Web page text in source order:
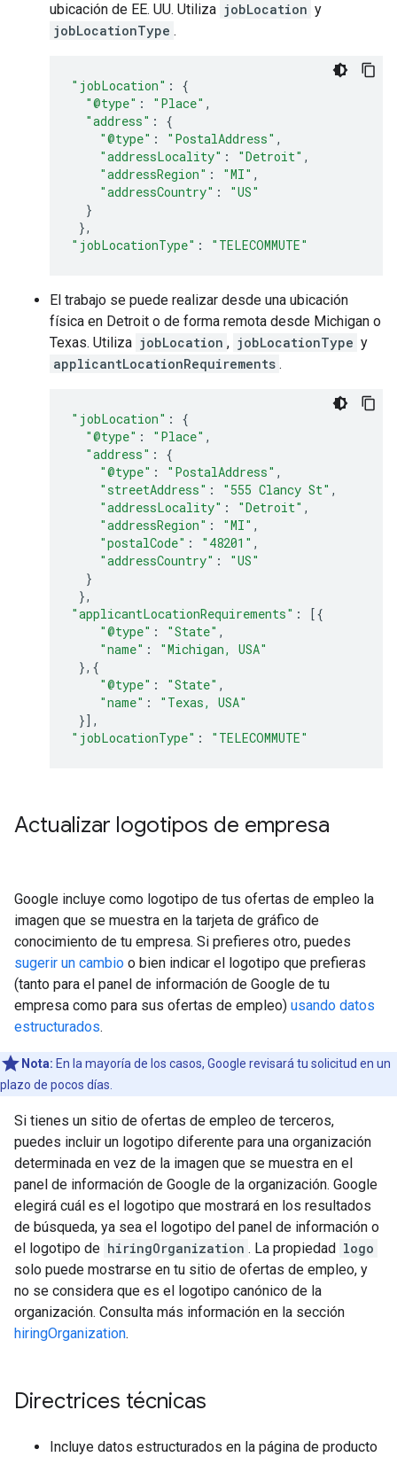
ubicación de EE. UU. Utiliza jobLocation y
jobLocationType .
"jobLocation" :
{
"@type" : "Place" ,
"address" :
{
"@type" : "PostalAddress" ,
"addressLocality" : "Detroit" ,
"addressRegion" : "MI" ,
"addressCountry" :
"US"
}
},
"jobLocationType" : "TELECOMMUTE"
El trabajo se puede realizar desde una ubicación
física en Detroit o de forma remota desde Michigan o
Texas. Utiliza jobLocation , jobLocationType y
applicantLocationRequirements .
"jobLocation" :
{
"@type" : "Place" ,
"address" :
{
"@type" : "PostalAddress" ,
"streetAddress" : "555 Clancy St" ,
"addressLocality" : "Detroit" ,
"addressRegion" : "MI" ,
"postalCode" : "48201" ,
"addressCountry" :
"US"
}
},
"applicantLocationRequirements" :
[{
"@type" : "State" ,
"name" :
"Michigan, USA"
},{
"@type" : "State" ,
"name" :
"Texas, USA"
}],
"jobLocationType" : "TELECOMMUTE"
Actualizar logotipos de empresa
Google incluye como logotipo de tus ofertas de empleo la
imagen que se muestra en la tarjeta de gráfico de
conocimiento de tu empresa. Si prefieres otro, puedes
sugerir un cambio o bien indicar el logotipo que prefieras
(tanto para el panel de información de Google de tu
empresa como para sus ofertas de empleo) usando datos
estructurados.
Nota: En la mayoría de los casos, Google revisará tu solicitud en un
plazo de pocos días.
Si tienes un sitio de ofertas de empleo de terceros,
puedes incluir un logotipo diferente para una organización
determinada en vez de la imagen que se muestra en el
panel de información de Google de la organización. Google
elegirá cuál es el logotipo que mostrará en los resultados
de búsqueda, ya sea el logotipo del panel de información o
el logotipo de hiringOrganization . La propiedad logo
solo puede mostrarse en tu sitio de ofertas de empleo, y
no se considera que es el logotipo canónico de la
organización. Consulta más información en la sección
hiringOrganization.
Directrices técnicas
Incluye datos estructurados en la página de producto